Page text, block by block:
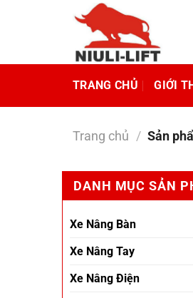
dung
TRANG CHỦ GIỚI
Trang chủ / Sản
DANH MỤC SẢN
Xe Nâng Bàn
Xe Nâng Tay
Xe Nâng Điện